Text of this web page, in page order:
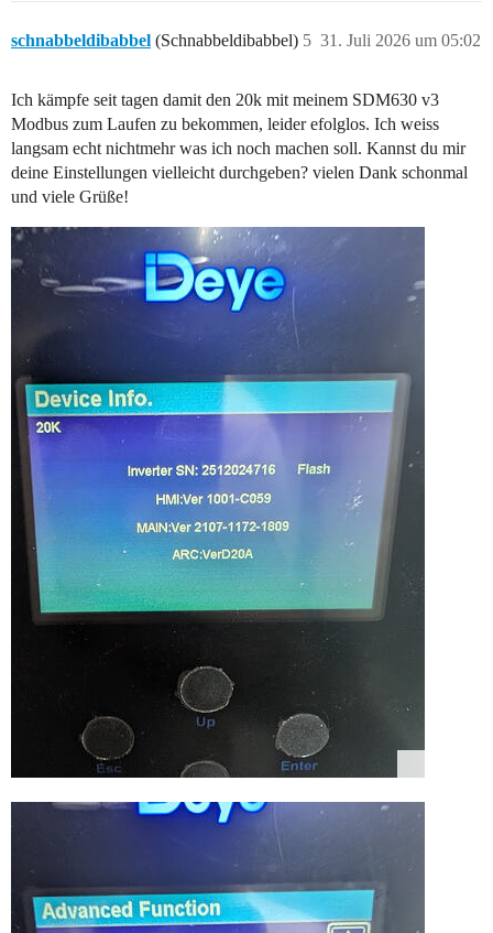
schnabbeldibabbel (Schnabbeldibabbel) 31. Juli 2026 um 05:02
5
Ich kämpfe seit tagen damit den 20k mit meinem SDM630 v3
Modbus zum Laufen zu bekommen, leider efolglos. Ich weiss
langsam echt nichtmehr was ich noch machen soll. Kannst du mir
deine Einstellungen vielleicht durchgeben? vielen Dank schonmal
und viele Grüße!